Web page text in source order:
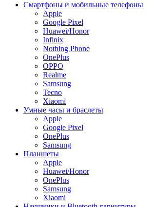
Смартфоны и мобильные телефоны
Apple
Google Pixel
Huawei/Honor
Infinix
Nothing Phone
OnePlus
OPPO
Realme
Samsung
Tecno
Xiaomi
Умные часы и браслеты
Apple
Google Pixel
OnePlus
Samsung
Планшеты
Apple
Huawei/Honor
OnePlus
Samsung
Xiaomi